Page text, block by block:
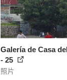
Galería de Casa
- 25
照片